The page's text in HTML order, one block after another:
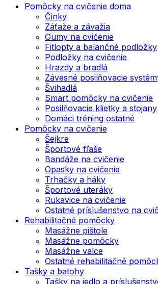
Pomôcky na cvičenie doma
Činky
Záťaže a závažia
Gumy na cvičenie
Fitlopty a balančné podložky
Podložky na cvičenie
Hrazdy a bradlá
Závesné posilňovacie
Švihadlá
Smart pomôcky na cvičenie
Posilňovacie klietky a stojany
Domáci tréning ostatné
Pomôcky na cvičenie
Šejkre
Športové fľaše
Bandáže na cvičenie
Opasky na cvičenie
Trhačky a háky
Športové uteráky
Rukavice na cvičenie
Ostatné príslušenstvo na
Rehabilitačné pomôcky
Masážne pištole
Masážne pomôcky
Masážne valce
Ostatné rehabilitačné
Tašky a batohy
Tašky na jedlo a